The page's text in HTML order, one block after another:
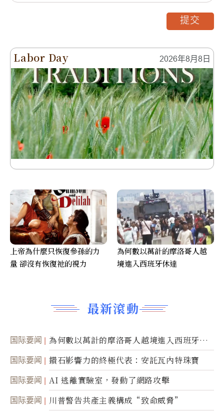
Labor Day 2026年8月8日
最新滾動
国际要闻
為何數以萬計的摩洛哥人越境進入西班牙休
達
国际要闻 鑽石影響力的終極代表：安託瓦內特珠寶
国际要闻 AI 逃離實驗室，發動了網路攻擊
国际要闻 川普警告共產主義構成“致命威脅”
提交
上帝為什麼只恢復參孫的力
量 卻沒有恢復祂的視力
為何數以萬計的摩洛哥人越
境進入西班牙休達